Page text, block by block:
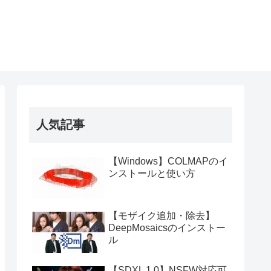
人気記事
【Windows】COLMAPのイ
ンストールと使い方
【モザイク追加・除去】
DeepMosaicsのインストー
ル